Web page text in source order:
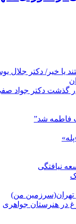
یا خیر/ دکتر جلال
دکتر جواد صفی
فاطمه شد”
نیافتگی
من)
در هنرستان جواهری